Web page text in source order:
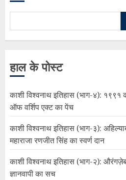
हाल के पोस्ट
काशी विश्वनाथ इतिहास (भाग-४):
ऑफ वर्शिप एक्ट का पेंच
काशी विश्वनाथ इतिहास (भाग-३):
महाराजा रणजीत सिंह का स्वर्ण दान
काशी विश्वनाथ इतिहास (भाग-२):
ज्ञानवापी का सच